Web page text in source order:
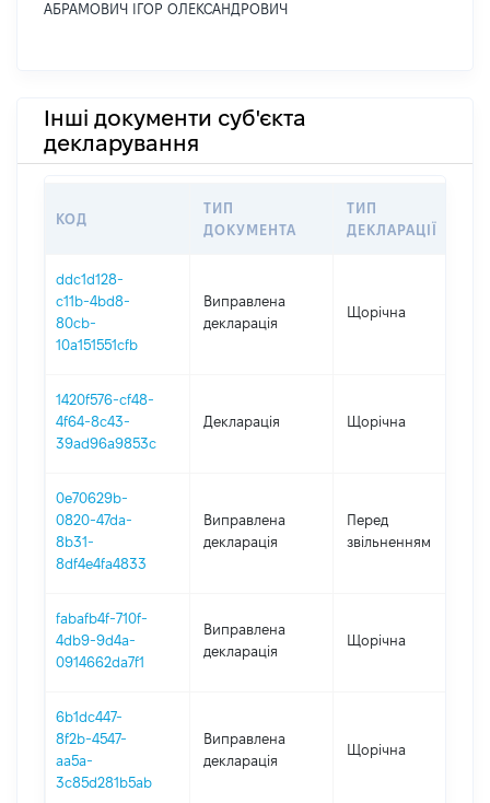
АБРАМОВИЧ ІГОР ОЛЕКСАНДРОВИЧ
Інші документи суб'єкта
декларування
КОД
ТИП
ДОКУМЕНТА
ТИП
ДЕКЛАРАЦІЇ
ddc1d128-
c11b-4bd8-
80cb-
10a151551cfb
Виправлена
декларація
Щорічна
1420f576-cf48-
4f64-8c43-
39ad96a9853c
Декларація Щорічна
0e70629b-
0820-47da-
8b31-
8df4e4fa4833
Виправлена
декларація
Перед
звільненням
fabafb4f-710f-
4db9-9d4a-
0914662da7f1
Виправлена
декларація
Щорічна
6b1dc447-
8f2b-4547-
aa5a-
3c85d281b5ab
Виправлена
декларація
Щорічна